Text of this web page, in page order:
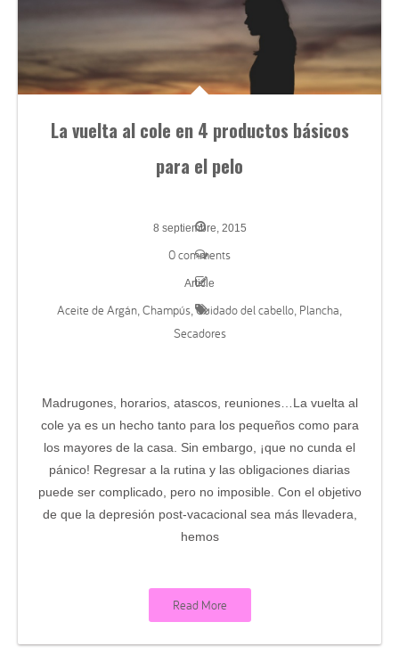
La vuelta al cole en 4 productos básicos
para el pelo
8 septiembre, 2015
0 comments
Article
Aceite de Argán, Champús,Cuidado del cabello, Plancha,
Secadores
Madrugones, horarios, atascos, reuniones…La vuelta al
cole ya es un hecho tanto para los pequeños como para
los mayores de la casa. Sin embargo, ¡que no cunda el
pánico! Regresar a la rutina y las obligaciones diarias
puede ser complicado, pero no imposible. Con el objetivo
de que la depresión post-vacacional sea más llevadera,
hemos
Read More